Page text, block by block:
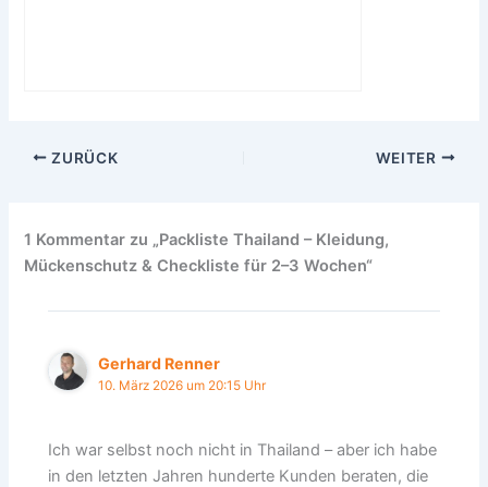
ZURÜCK WEITER
1 Kommentar zu „Packliste Thailand – Kleidung,
Mückenschutz & Checkliste für 2–3 Wochen“
Gerhard Renner
10. März 2026 um 20:15 Uhr
Ich war selbst noch nicht in Thailand – aber ich habe
in den letzten Jahren hunderte Kunden beraten, die